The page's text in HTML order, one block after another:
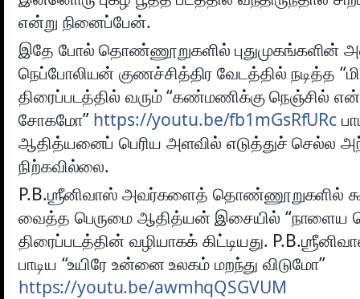
என்று நினைப்பேன்.
இதே போல் தொண்ணூறுகளில் புதுமுகங்களின்
நெப்போலியன் குணச்சித்திர வேடத்தில் நடித்த
திரைப்படத்தில் வரும் “கண்மணிக்கு நெஞ்சில்
சோகமோ” https://youtu.be/fb1mGsRfURc
ஆதித்யனைப் பெரிய அளவில் எடுத்துச் செல்ல
நிற்கவில்லை.
P.B.ஶ்ரீனிவாஸ் அவர்களைத் தொண்ணூறுகளில்
வைத்த பெருமை ஆதித்யன் இசையில் “நாளைய
திரைப்படத்தின் வழியாகக் கிட்டியது.
பாடிய “உயிரே உன்னை உலகம் மறந்து விடுமோ”
https://youtu.be/awmhqQSGVUM